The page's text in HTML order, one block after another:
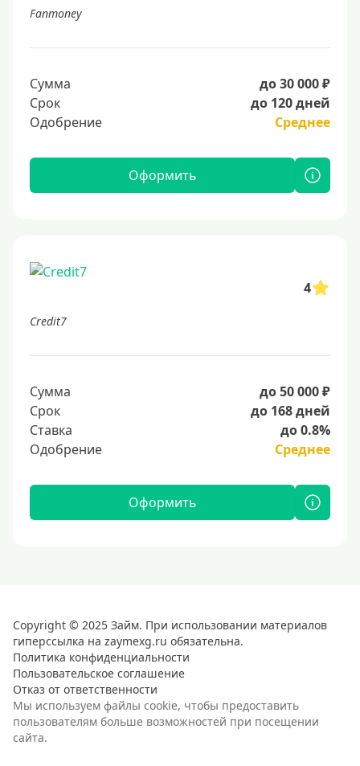
Fanmoney
Сумма
до 30 000 ₽
Срок
до 120 дней
Одобрение
Среднее
Оформить
4
Credit7
Сумма
до 50 000 ₽
Срок
до 168 дней
Ставка
до 0.8%
Одобрение
Среднее
Оформить
Copyright © 2025 Займ. При использовании материалов
гиперссылка на zaymexg.ru обязательна.
Политика конфиденциальности
Пользовательское соглашение
Отказ от ответственности
Мы используем файлы cookie, чтобы предоставить
пользователям больше возможностей при посещении
сайта.